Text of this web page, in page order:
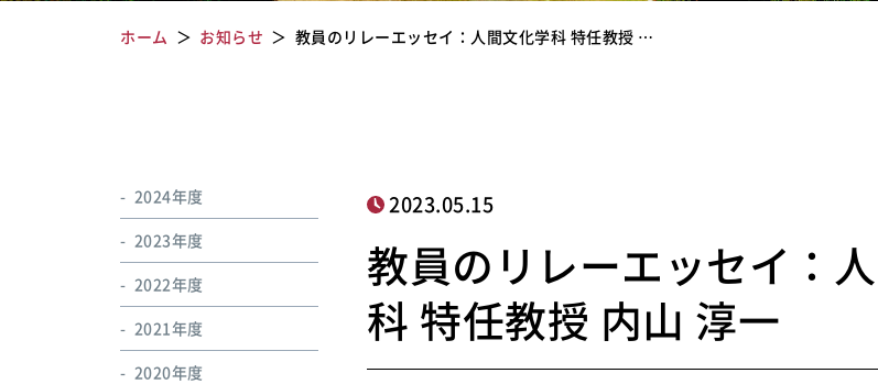
ホーム お知らせ 教員のリレーエッセイ：人間文化学科 特任教授 …
2023.05.15
教員のリレーエッセイ：
科 特任教授 内山 淳一
2024年度
2023年度
2022年度
2021年度
2020年度